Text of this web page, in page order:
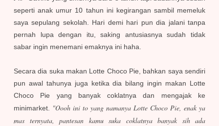
seperti anak umur 10 tahun ini kegirangan sambil memeluk
saya sepulang sekolah. Hari demi hari pun dia jalani tanpa
pernah lupa dengan itu, saking antusiasnya sudah tidak
sabar ingin menemani emaknya ini haha.
Secara dia suka makan Lotte Choco Pie, bahkan saya sendiri
pun awal tahunya juga ketika dia bilang ingin makan Lotte
Choco Pie yang banyak coklatnya dan mengajak ke
minimarket. "Oooh ini to yang namanya Lotte Choco Pie, enak ya
mas ternyata, pantesan kamu suka coklatnya banyak sih ada